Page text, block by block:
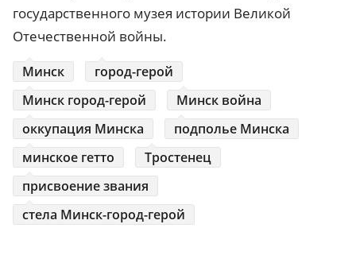
государственного музея истории Великой
Отечественной войны.
Минск
город-герой
Минск город-герой
Минск война
оккупация Минска
подполье Минска
минское гетто
Тростенец
присвоение звания
стела Минск-город-герой